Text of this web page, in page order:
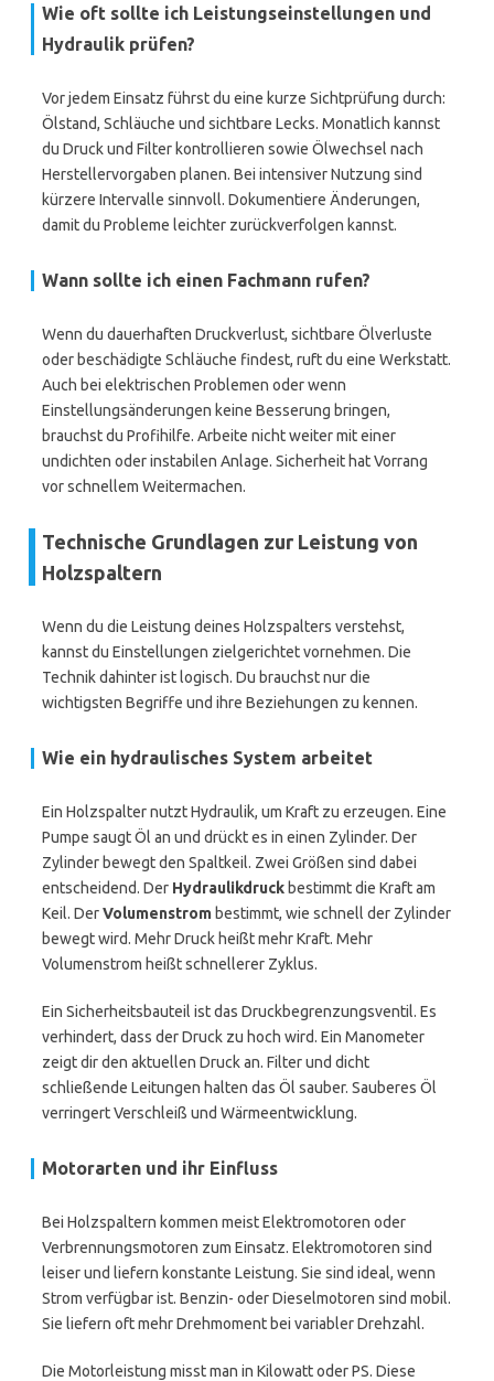
Wie oft sollte ich Leistungseinstellungen und
Hydraulik prüfen?
Vor jedem Einsatz führst du eine kurze Sichtprüfung durch:
Ölstand, Schläuche und sichtbare Lecks. Monatlich kannst
du Druck und Filter kontrollieren sowie Ölwechsel nach
Herstellervorgaben planen. Bei intensiver Nutzung sind
kürzere Intervalle sinnvoll. Dokumentiere Änderungen,
damit du Probleme leichter zurückverfolgen kannst.
Wann sollte ich einen Fachmann rufen?
Wenn du dauerhaften Druckverlust, sichtbare Ölverluste
oder beschädigte Schläuche findest, ruft du eine Werkstatt.
Auch bei elektrischen Problemen oder wenn
Einstellungsänderungen keine Besserung bringen,
brauchst du Profihilfe. Arbeite nicht weiter mit einer
undichten oder instabilen Anlage. Sicherheit hat Vorrang
vor schnellem Weitermachen.
Technische Grundlagen zur Leistung von
Holzspaltern
Wenn du die Leistung deines Holzspalters verstehst,
kannst du Einstellungen zielgerichtet vornehmen. Die
Technik dahinter ist logisch. Du brauchst nur die
wichtigsten Begriffe und ihre Beziehungen zu kennen.
Wie ein hydraulisches System arbeitet
Ein Holzspalter nutzt Hydraulik, um Kraft zu erzeugen. Eine
Pumpe saugt Öl an und drückt es in einen Zylinder. Der
Zylinder bewegt den Spaltkeil. Zwei Größen sind dabei
entscheidend. Der Hydraulikdruck bestimmt die Kraft am
Keil. DerVolumenstrom bestimmt, wie schnell der Zylinder
bewegt wird. Mehr Druck heißt mehr Kraft. Mehr
Volumenstrom heißt schnellerer Zyklus.
Ein Sicherheitsbauteil ist das Druckbegrenzungsventil. Es
verhindert, dass der Druck zu hoch wird. Ein Manometer
zeigt dir den aktuellen Druck an. Filter und dicht
schließende Leitungen halten das Öl sauber. Sauberes Öl
verringert Verschleiß und Wärmeentwicklung.
Motorarten und ihr Einfluss
Bei Holzspaltern kommen meist Elektromotoren oder
Verbrennungsmotoren zum Einsatz. Elektromotoren sind
leiser und liefern konstante Leistung. Sie sind ideal, wenn
Strom verfügbar ist. Benzin- oder Dieselmotoren sind mobil.
Sie liefern oft mehr Drehmoment bei variabler Drehzahl.
Die Motorleistung misst man in Kilowatt oder PS. Diese